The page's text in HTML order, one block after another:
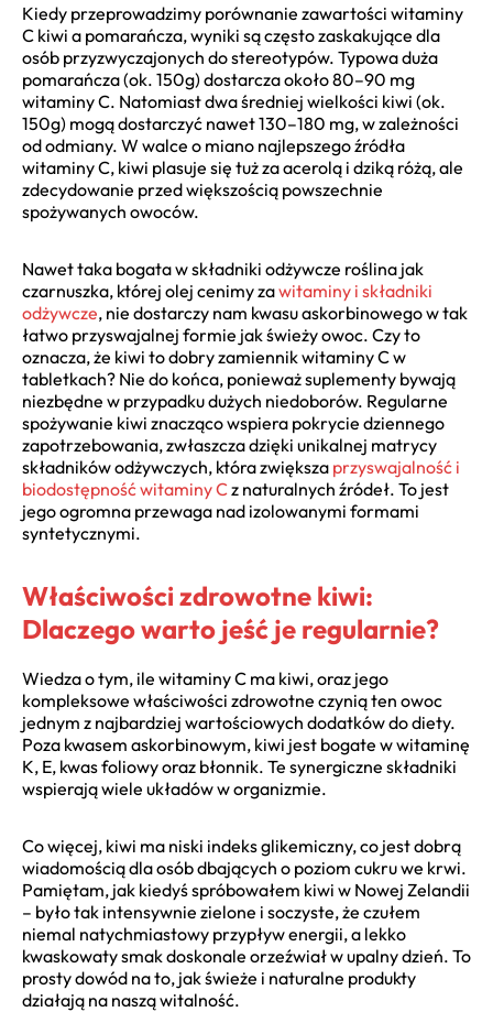
Kiedy przeprowadzimy porównanie zawartości witaminy
C kiwi a pomarańcza, wyniki są często zaskakujące dla
osób przyzwyczajonych do stereotypów. Typowa duża
pomarańcza (ok. 150g) dostarcza około 80–90 mg
witaminy C. Natomiast dwa średniej wielkości kiwi (ok.
150g) mogą dostarczyć nawet 130–180 mg, w zależności
od odmiany. W walce o miano najlepszego źródła
witaminy C, kiwi plasuje się tuż za acerolą i dziką różą, ale
zdecydowanie przed większością powszechnie
spożywanych owoców.
Nawet taka bogata w składniki odżywcze roślina jak
czarnuszka, której olej cenimy zawitaminy i składniki
odżywcze, nie dostarczy nam kwasu askorbinowego w tak
łatwo przyswajalnej formie jak świeży owoc. Czy to
oznacza, że kiwi to dobry zamiennik witaminy C w
tabletkach? Nie do końca, ponieważ suplementy bywają
niezbędne w przypadku dużych niedoborów. Regularne
spożywanie kiwi znacząco wspiera pokrycie dziennego
zapotrzebowania, zwłaszcza dzięki unikalnej matrycy
składników odżywczych, która zwiększa przyswajalność i
biodostępność witaminy Cz naturalnych źródeł. To jest
jego ogromna przewaga nad izolowanymi formami
syntetycznymi.
Właściwości zdrowotne kiwi:
Dlaczego warto jeść je regularnie?
Wiedza o tym, ile witaminy C ma kiwi, oraz jego
kompleksowe właściwości zdrowotne czynią ten owoc
jednym z najbardziej wartościowych dodatków do diety.
Poza kwasem askorbinowym, kiwi jest bogate w witaminę
K, E, kwas foliowy oraz błonnik. Te synergiczne składniki
wspierają wiele układów w organizmie.
Co więcej, kiwi ma niski indeks glikemiczny, co jest dobrą
wiadomością dla osób dbających o poziom cukru we krwi.
Pamiętam, jak kiedyś spróbowałem kiwi w Nowej Zelandii
– było tak intensywnie zielone i soczyste, że czułem
niemal natychmiastowy przypływ energii, a lekko
kwaskowaty smak doskonale orzeźwiał w upalny dzień. To
prosty dowód na to, jak świeże i naturalne produkty
działają na naszą witalność.